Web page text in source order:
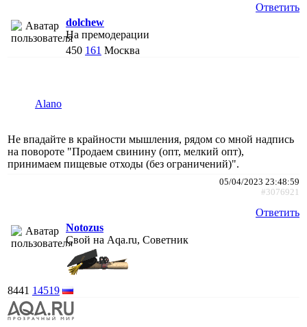
Ответить
dolchew
На премодерации
450 161 Москва
Alano
Не впадайте в крайности мышления, рядом со мной надпись
на повороте "Продаем свинину (опт, мелкий опт),
принимаем пищевые отходы (без ограничений)".
05/04/2023 23:48:59
#3076921
Ответить
Notozus
Свой на Aqa.ru, Советник
8441 14519